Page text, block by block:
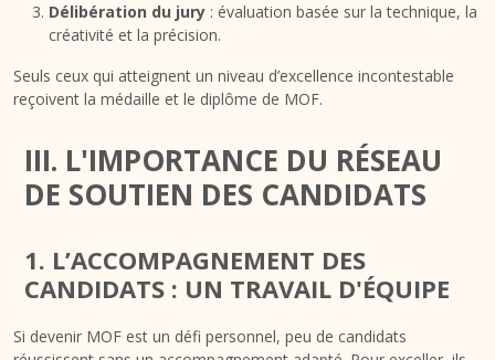
Délibération du jury : évaluation basée sur la technique, la
créativité et la précision.
Seuls ceux qui atteignent un niveau d’excellence incontestable
reçoivent la médaille et le diplôme de MOF.
III. L'IMPORTANCE DU RÉSEAU
DE SOUTIEN DES CANDIDATS
1. L’ACCOMPAGNEMENT DES
CANDIDATS : UN TRAVAIL D'ÉQUIPE
Si devenir MOF est un défi personnel, peu de candidats